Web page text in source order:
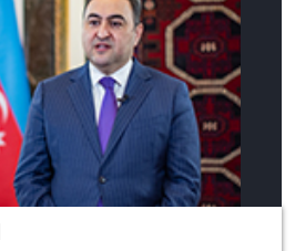
Mute
Picture-
in-
Picture